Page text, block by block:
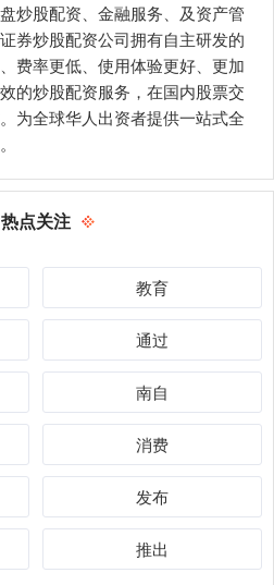
炒股配资、金融服务、及资产管
券炒股配资公司拥有自主研发的
费率更低、使用体验更好、更加
的炒股配资服务，在国内股票交
为全球华人出资者提供一站式全
热点关注
教育
通过
南自
消费
发布
推出